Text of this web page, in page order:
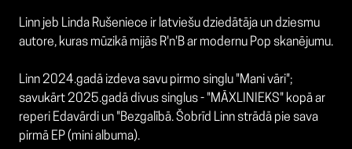
Linn jeb Linda Rušeniece ir latviešu dziedātāja un dziesmu
autore, kuras mūzikā mijās R'n'B ar modernu Pop skanējumu.
Linn 2024.gadā izdeva savu pirmo singlu "Mani vāri";
savukārt 2025.gadā divus singlus - "MĀXLINIEKS" kopā ar
reperi Edavārdi un "Bezgalībā. Šobrīd Linn strādā pie sava
pirmā EP (mini albuma).